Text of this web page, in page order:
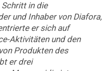
in die
und Inhaber von Diafora,
er sich auf
Aktivitäten und den
Produkten des
er drei